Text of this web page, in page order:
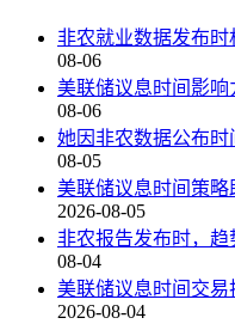
非农就业数据发布
08-06
美联储议息时间影
08-06
她因非农数据公布
08-05
美联储议息时间策
2026-08-05
非农报告发布时，
08-04
美联储议息时间交
2026-08-04